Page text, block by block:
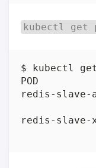
kubectl get
$ kubectl
POD
redis-
redis-